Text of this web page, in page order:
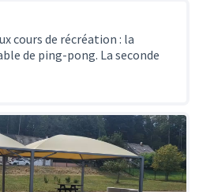
cours de récréation : la
de ping-pong. La seconde